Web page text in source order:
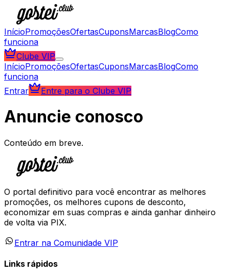
InícioPromoçõesOfertasCuponsMarcasBlogComo
funciona
Clube VIP
InícioPromoçõesOfertasCuponsMarcasBlogComo
funciona
Entrar
Entre para o Clube VIP
Anuncie conosco
Conteúdo em breve.
O portal definitivo para você encontrar as melhores
promoções, os melhores cupons de desconto,
economizar em suas compras e ainda ganhar dinheiro
de volta via PIX.
Entrar na Comunidade VIP
Links rápidos